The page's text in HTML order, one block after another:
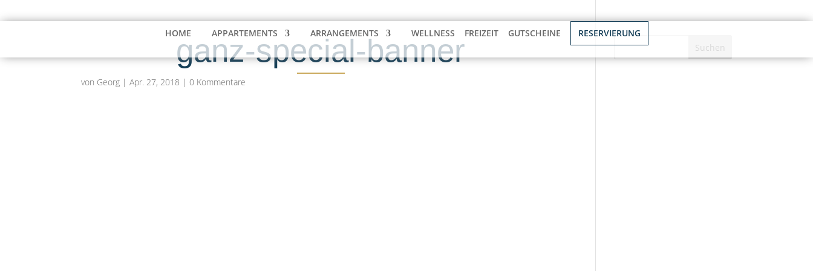
HOME APPARTEMENTS ARRANGEMENTS WELLNESS FREIZEIT GUTSCHEINE RESERVIERUNG
ganz-special-banner
von Georg |Apr. 27, 2018 |0 Kommentare